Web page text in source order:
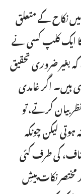
نکاح کے متعلق
ایک کلپ کسی نے
بغیر ضروری تحقیق
ہیں۔ اگر غامدی
بیان کرتے، تو
لیکن چونکہ
کی طرف کئی
نکات پیشِ